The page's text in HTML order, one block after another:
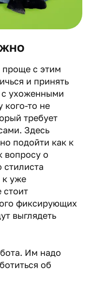
с этим
и принять
ухоженными
кого-то не
требует
Здесь
подойти как к
вопросу о
стилиста
к уже
стоит
фиксирующих
выглядеть
Им надо
об